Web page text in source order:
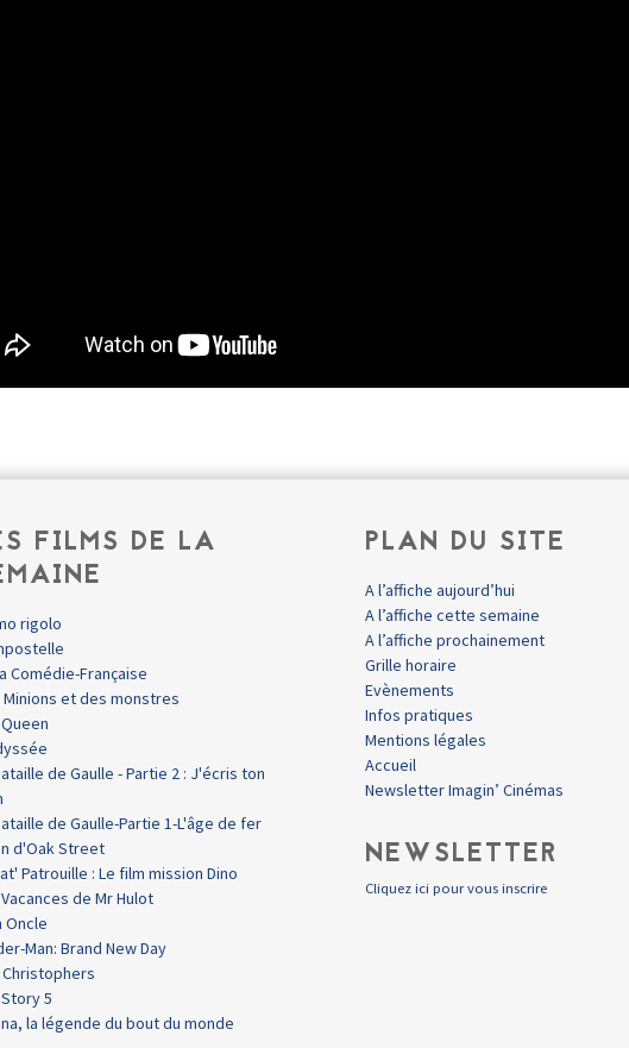
FILMS DE LA
rigolo
Comédie-Française
Minions et des monstres
de Gaulle - Partie 2 : J'écris ton
de Gaulle-Partie 1-L'âge de fer
d'Oak Street
Patrouille : Le film mission Dino
de Mr Hulot
Oncle
Man: Brand New Day
Christophers
5
la légende du bout du monde
PLAN DU SITE
A l’affiche aujourd’hui
A l’affiche cette semaine
A l’affiche prochainement
Grille horaire
Evènements
Infos pratiques
Mentions légales
Accueil
Newsletter Imagin’ Cinémas
NEWSLETTER
Cliquez ici pour vous inscrire